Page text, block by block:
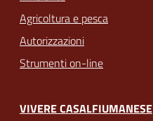
Agricoltura e pesca
Autorizzazioni
Strumenti on-line
VIVERE CASALFIUMANESE